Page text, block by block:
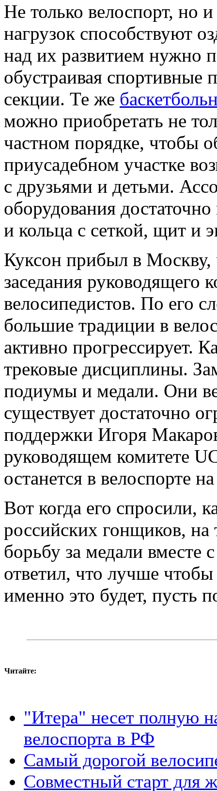
Не только велоспорт, но
нагрузок способствуют
над их развитием нужно
обустраивая
секции. Те же
можно приобретать не
частном порядке, чтобы
приусадебном участке
с друзьями и детьми.
оборудования
и кольца с сеткой, щит и
Куксон прибыл в Москву,
заседания руководящего
велосипедистов. По его
большие традиции в
активно прогрессирует.
трековые дисциплины.
подиумы и медали. Они
существует достаточно
поддержки Игоря
руководящем комитете
останется в велоспорте
Вот когда его спросили,
российских гонщиков, на
борьбу за медали вместе
ответил, что лучше
именно это будет, пусть
Читайте:
"Итера" несет полную
велоспорта в РФ
Самый дорогой
Совместный старт для